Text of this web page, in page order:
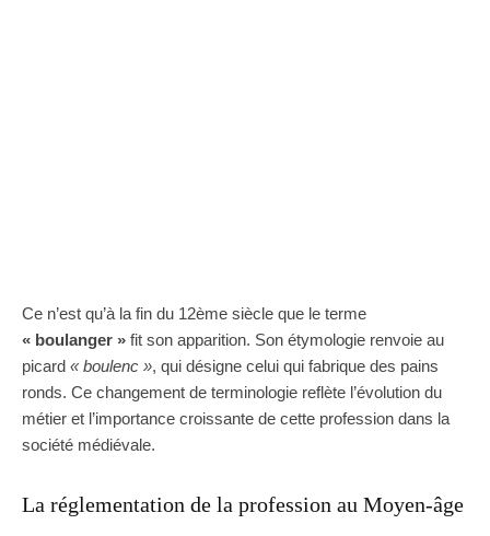
Ce n’est qu’à la fin du 12ème siècle que le terme
« boulanger » fit son apparition. Son étymologie renvoie au
picard « boulenc », qui désigne celui qui fabrique des pains
ronds. Ce changement de terminologie reflète l’évolution du
métier et l’importance croissante de cette profession dans la
société médiévale.
La réglementation de la profession au Moyen-âge